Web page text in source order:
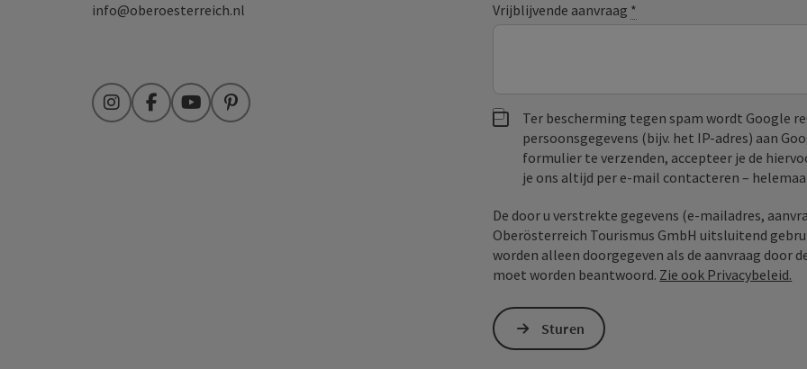
info@oberoesterreich.nl
InstagramFacebookYouTubePinterest
Vrijblijvende aanvraag *
Ter bescherming tegen spam wordt Google
persoonsgegevens (bijv. het IP-adres) aan
formulier te verzenden, accepteer je de
je ons altijd per e‑mail contacteren –
De door u verstrekte gegevens (e-mailadres,
Oberösterreich Tourismus GmbH uitsluitend
worden alleen doorgegeven als de aanvraag door
moet worden beantwoord. Zie ook Privacybeleid.
Sturen